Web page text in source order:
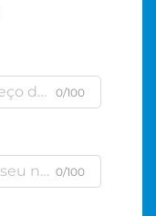
0/100
0/100